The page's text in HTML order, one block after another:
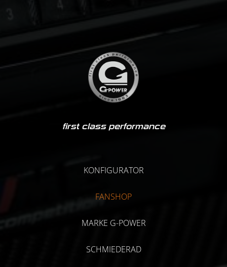
first class performance
KONFIGURATOR
FANSHOP
MARKE G-POWER
SCHMIEDERAD